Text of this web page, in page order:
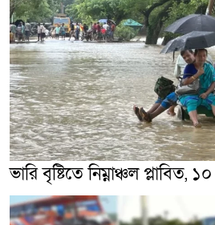
ভারি বৃষ্টিতে নিম্নাঞ্চল প্লাবিত,